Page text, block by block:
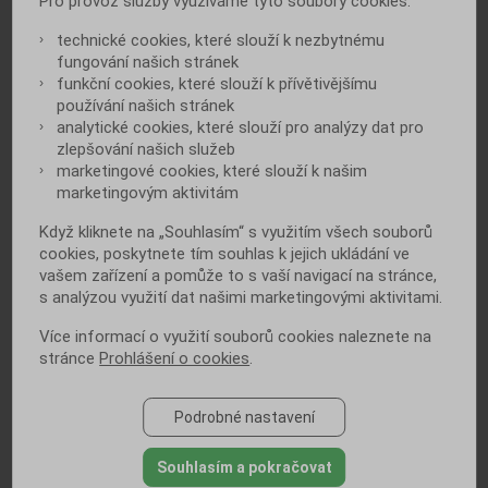
ČTĚTE DÁLE
ŠEST TIPŮ, JAK SI ZVYKNOUT NA
NOVÉ LÉKY
ANI DIABETICI NEMUSÍ V ZIMĚ
SEDĚT ZA PECÍ
DIABETIK A NOVOROČNÍ
PŘEDSEVZETÍ: JEDNO SELHÁNÍ
VÁLKU NEPROHRAJE
technické cookies, které slouží k nezbytnému
fungování našich stránek
funkční cookies, které slouží k přívětivějšímu
používání našich stránek
analytické cookies, které slouží pro analýzy dat pro
zlepšování našich služeb
marketingové cookies, které slouží k našim
marketingovým aktivitám
Když kliknete na „Souhlasím“ s využitím všech souborů
cookies, poskytnete tím souhlas k jejich ukládání ve
vašem zařízení a pomůže to s vaší navigací na stránce,
s analýzou využití dat našimi marketingovými aktivitami.
Více informací o využití souborů cookies naleznete na
stránceProhlášení o cookies.
Podrobné nastavení
Souhlasím a pokračovat